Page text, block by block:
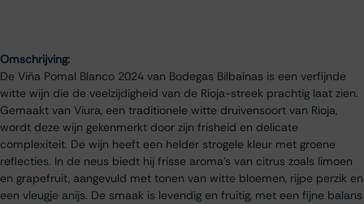
Omschrijving:
De Viña Pomal Blanco 2024 van Bodegas Bilbaínas is een verfijnde
witte wijn die de veelzijdigheid van de Rioja-streek prachtig laat zien.
Gemaakt van Viura, een traditionele witte druivensoort van Rioja,
wordt deze wijn gekenmerkt door zijn frisheid en delicate
complexiteit. De wijn heeft een helder strogele kleur met groene
reflecties. In de neus biedt hij frisse aroma’s van citrus zoals limoen
en grapefruit, aangevuld met tonen van witte bloemen, rijpe perzik en
een vleugje anijs. De smaak is levendig en fruitig, met een fijne balans